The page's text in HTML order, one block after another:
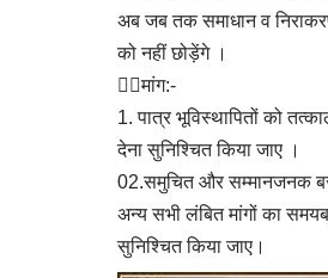
अब जब तक समाधान व
को नहीं छोड़ेंगे ।
​👉🏻मांग:-
पात्र ​भूविस्थापितों को
देना सुनिश्चित किया जाए ।
02.​समुचित और सम्मानजनक
​अन्य सभी लंबित मांगों का
सुनिश्चित किया जाए।